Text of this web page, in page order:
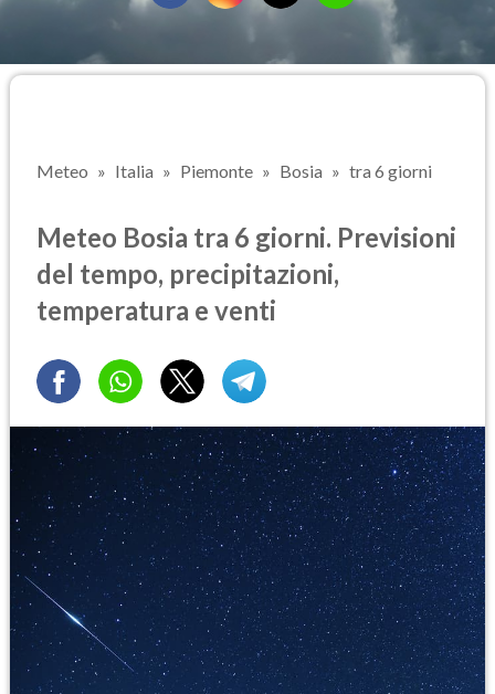
Meteo Italia Piemonte Bosia tra 6 giorni
Meteo Bosia tra 6 giorni. Previsioni
del tempo, precipitazioni,
temperatura e venti